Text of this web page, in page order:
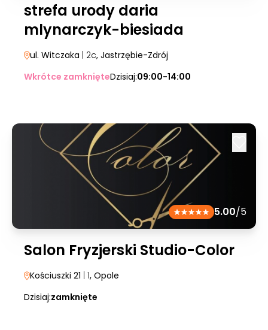
strefa urody daria
mlynarczyk-biesiada
ul. Witczaka | 2c, Jastrzębie-Zdrój
Wkrótce zamknięteDzisiaj:09:00-14:00
5.00/5
Salon Fryzjerski Studio-Color
Kościuszki 21 | 1, Opole
Dzisiaj:zamknięte